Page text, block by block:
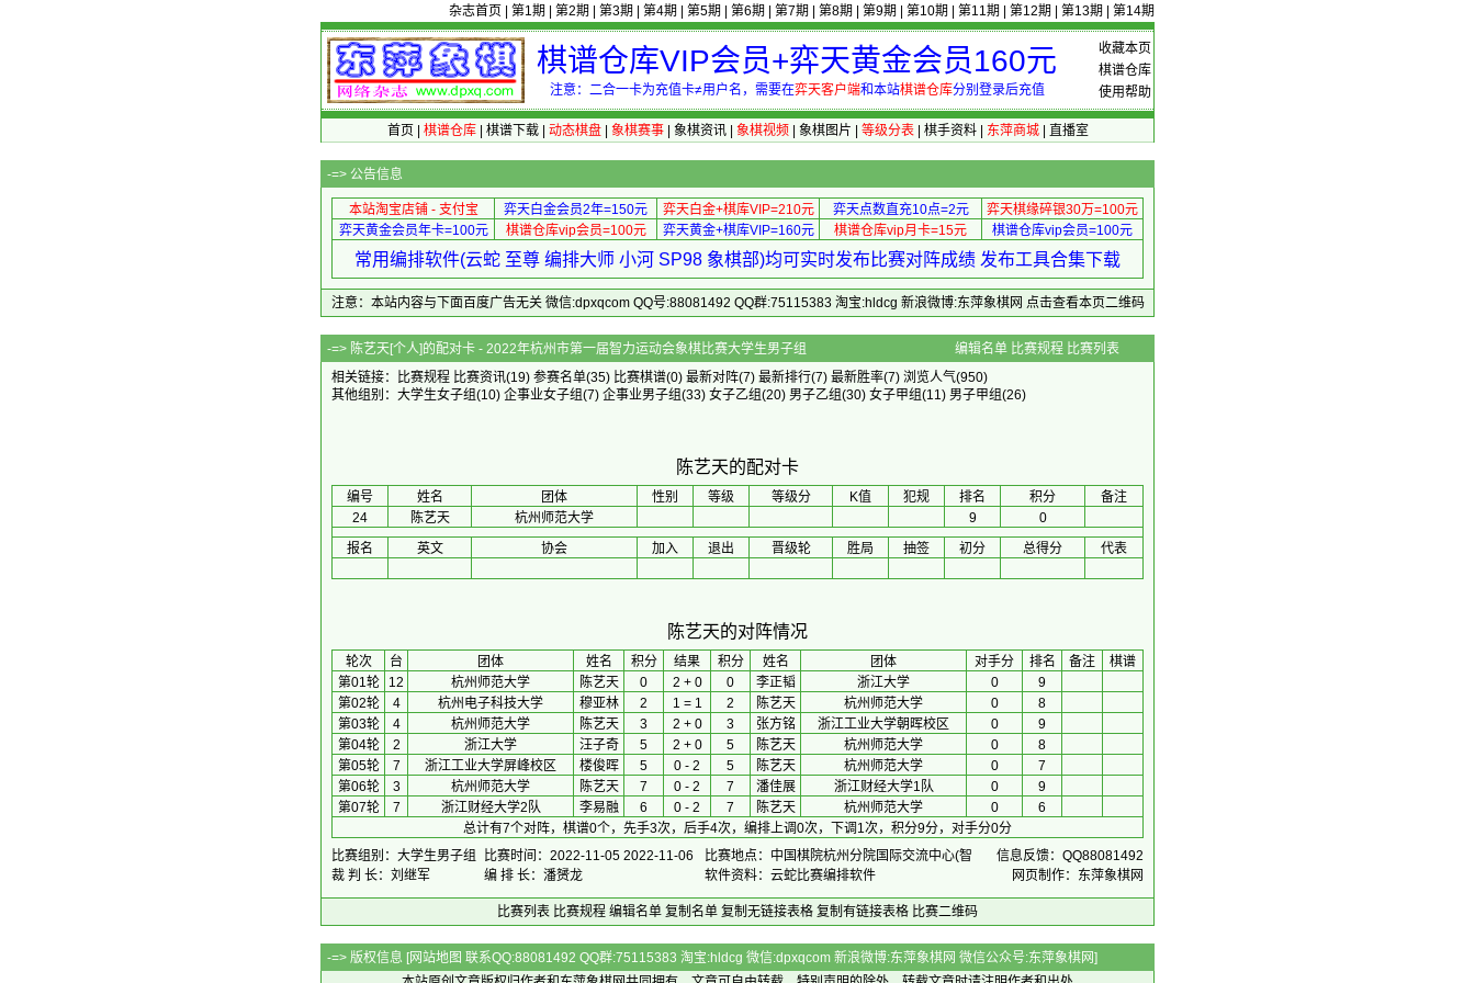
杂志首页 第1期 第2期 第3期 第4期 第5期 第6期 第7期 第8期 第9期 第10期 第11期 第12期 第13期 第14期
收藏本页
棋谱仓库
使用帮助
棋谱仓库VIP会员+弈天黄金会员160元
注意：二合一卡为充值卡≠用户名，需要在弈天客户端和本站棋谱仓库分别登录后充值
首页 棋谱仓库| 棋谱下载| 动态棋盘| 象棋赛事| 象棋资讯| 象棋视频 象棋图片 等级分表| 棋手资料| 东萍商城| 直播室
-=> 公告信息
本站淘宝店铺 - 支付宝 弈天白金会员2年=150元 弈天白金+棋库VIP=210元 弈天点数直充10点=2元
弈天棋缘碎银30万=100元
弈天黄金会员年卡=100元
棋谱仓库vip会员=100元 弈天黄金+棋库VIP=160元 棋谱仓库vip月卡=15元 棋谱仓库vip会员=100元
常用编排软件(云蛇 至尊 编排大师 小河 SP98 象棋部)均可实时发布比赛对阵成绩 发布工具合集下载
注意：本站内容与下面百度广告无关 微信:dpxqcom QQ号:88081492 QQ群:75115383 淘宝:hldcg 新浪微博:东萍象棋网 点击查看本页二维码
-=> 陈艺天[个人]的配对卡 - 2022年杭州市第一届智力运动会象棋比赛大学生男子组 编辑名单 比赛规程 比赛列表
相关链接：
比赛规程 比赛资讯(19) 参赛名单(35) 比赛棋谱(0) 最新对阵(7) 最新排行(7) 最新胜率(7) 浏览人气(950)
其他组别： 大学生女子组(10) 企事业女子组(7) 企事业男子组(33) 女子乙组(20) 男子乙组(30) 女子甲组(11) 男子甲组(26)
陈艺天的配对卡
编号 姓名 团体 性别 等级 等级分 K值 犯规 排名 积分
备注
24
陈艺天 杭州师范大学 9
0
报名
英文 协会 加入 退出 晋级轮 胜局 抽签 初分 总得分 代表
陈艺天的对阵情况
轮次 台 团体 姓名 积分 结果 积分 姓名 团体 对手分 排名 备注
棋谱
第01轮
12 杭州师范大学 陈艺天 0 2 + 0 0 李正韬 浙江大学 0
9
第02轮
4 杭州电子科技大学 穆亚林 2 1 = 1 2 陈艺天 杭州师范大学 0
8
第03轮
4 杭州师范大学 陈艺天 3 2 + 0 3 张方铭 浙江工业大学朝晖校区 0
9
第04轮
2 浙江大学 汪子奇 5 2 + 0 5 陈艺天 杭州师范大学 0
8
第05轮
7 浙江工业大学屏峰校区 楼俊晖 5 0 - 2 5 陈艺天 杭州师范大学 0
7
第06轮
3 杭州师范大学 陈艺天 7 0 - 2 7 潘佳展 浙江财经大学1队 0
9
第07轮
7 浙江财经大学2队 李易融 6 0 - 2 7 陈艺天 杭州师范大学 0
6
总计有7个对阵，棋谱0个，先手3次，后手4次，编排上调0次，下调1次，积分9分，对手分0分
比赛组别：大学生男子组
比赛时间：2022-11-05 2022-11-06 比赛地点：中国棋院杭州分院国际交流中心(智
信息反馈：QQ88081492
裁 判 长：刘继军
编 排 长：潘赟龙 软件资料：云蛇比赛编排软件 网页制作：东萍象棋网
比赛列表 比赛规程 编辑名单 复制名单 复制无链接表格 复制有链接表格 比赛二维码
-=> 版权信息 [网站地图 联系QQ:88081492 QQ群:75115383 淘宝:hldcg 微信:dpxqcom 新浪微博:东萍象棋网 微信公众号:东萍象棋网]